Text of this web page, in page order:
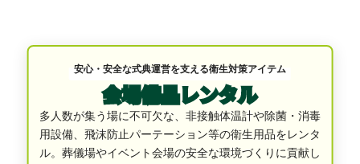
安心・安全な式典運営を支える衛生対策アイテム
会場備品レンタル
多人数が集う場に不可欠な、非接触体温計や除菌・消毒
用設備、飛沫防止パーテーション等の衛生用品をレンタ
ル。葬儀場やイベント会場の安全な環境づくりに貢献し